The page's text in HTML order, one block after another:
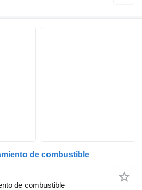
de combustible
de combustible